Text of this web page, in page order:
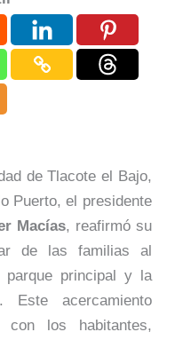
de Tlacote el Bajo,
Puerto, el presidente
Macías, reafirmó su
de las familias al
parque principal y la
Este acercamiento
con los habitantes,